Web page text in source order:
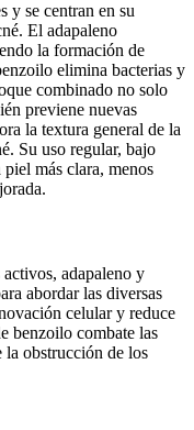
y se centran en su
El adapaleno
la formación de
elimina bacterias y
combinado no solo
previene nuevas
la textura general de la
Su uso regular, bajo
más clara, menos
adapaleno y
abordar las diversas
celular y reduce
benzoilo combate las
la obstrucción de los